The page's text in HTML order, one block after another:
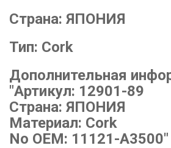
Страна: ЯПОНИЯ
Тип: Cork
Дополнительная
"Артикул: 12901-89
Страна: ЯПОНИЯ
Материал: Cork
No OEM: 11121-A3500"